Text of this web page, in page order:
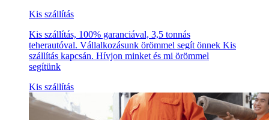
Kis szállítás
Kis szállítás, 100% garanciával, 3,5 tonnás
teherautóval. Vállalkozásunk örömmel segít önnek Kis
szállítás kapcsán. Hívjon minket és mi örömmel
segítünk
Kis szállítás